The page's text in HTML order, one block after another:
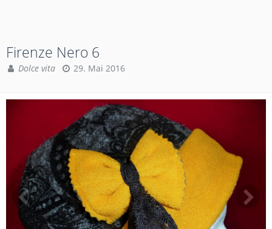
Firenze Nero 6
Dolce vita 29. Mai 2016